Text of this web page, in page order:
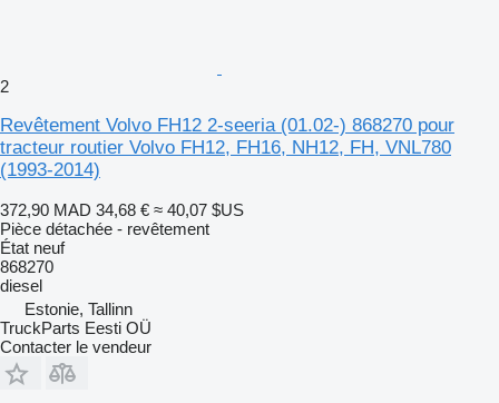
2
Revêtement Volvo FH12 2-seeria (01.02-) 868270 pour
tracteur routier Volvo FH12, FH16, NH12, FH, VNL780
(1993-2014)
372,90 MAD 34,68 € ≈ 40,07 $US
Pièce détachée - revêtement
État neuf
868270
diesel
Estonie, Tallinn
TruckParts Eesti OÜ
Contacter le vendeur